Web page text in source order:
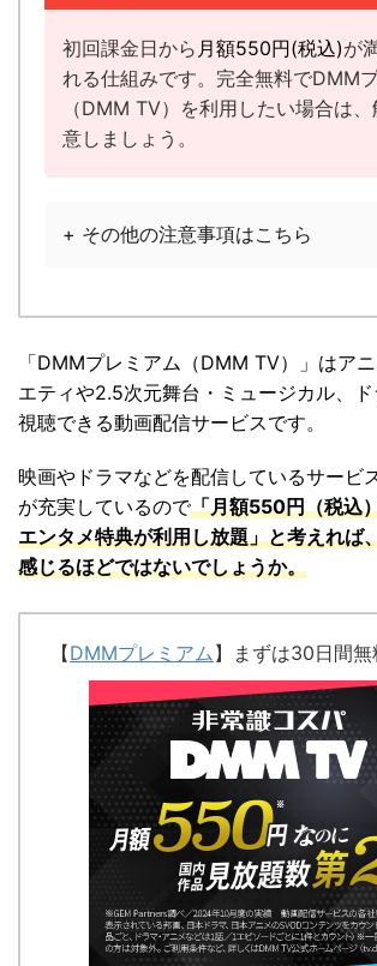
初回課金日から 月額550円(税込)が
れる仕組みです。完全無料でDMM
（DMM TV）を利用したい場合は
意しましょう。
+ その他の注意事項はこちら
「DMMプレミアム（DMM TV） 」はア
エティや2.5次元舞台・ミュージカル、
視聴できる動画配信サービスです。
映画やドラマなどを配信しているサービ
が充実しているので「月額550円（税込
エンタメ特典が利用し放題」と考えれば
感じるほどではないでしょうか。
【DMMプレミアム 】まずは30日間